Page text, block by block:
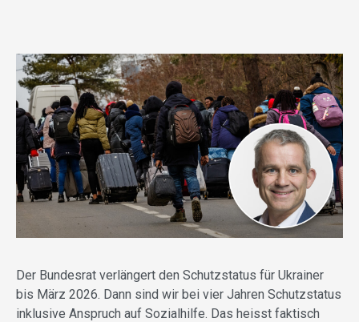
Der Bundesrat verlängert den Schutzstatus für Ukrainer
bis März 2026. Dann sind wir bei vier Jahren Schutzstatus
inklusive Anspruch auf Sozialhilfe. Das heisst faktisch